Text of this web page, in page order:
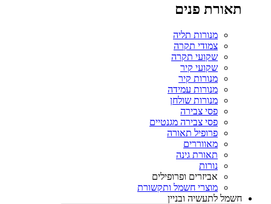
תאורת פנים
מנורות תליה
צמודי תקרה
שקועי תקרה
שקועי קיר
מנורות קיר
מנורות עמידה
מנורות שולחן
פסי צבירה
פסי צבירה מגנטיים
פרופיל תאורה
מאווררים
תאורת גינה
נורות
אביזרים ופרופילים
מוצרי חשמל ותקשורת
חשמל לתעשיה ובניין